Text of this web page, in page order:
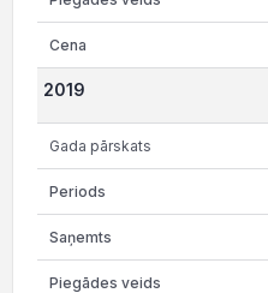
2019
Gada pārskats